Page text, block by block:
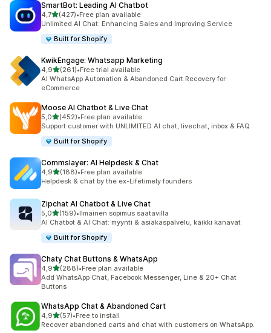
SmartBot: Leading AI Chatbot
4,7/ 5 tähteä
(427)
427 arvostelua yhteensä
•Free plan available
Unlimited AI Chat: Enhancing Sales and Improving Service
Built for Shopify
KwikEngage: Whatsapp Marketing
4,9/ 5 tähteä
(261)
261 arvostelua yhteensä
•Free trial available
AI WhatsApp Automation & Abandoned Cart Recovery for
eCommerce
Moose AI Chatbot & Live Chat
5,0/ 5 tähteä
(452)
452 arvostelua yhteensä
•Free plan available
Support customer with UNLIMITED AI chat, livechat, inbox & FAQ
Built for Shopify
Commslayer: AI Helpdesk & Chat
4,9/ 5 tähteä
(188)
188 arvostelua yhteensä
•Free plan available
Helpdesk & chat by the ex-Lifetimely founders
Zipchat AI Chatbot & Live Chat
5,0/ 5 tähteä
(159)
159 arvostelua yhteensä
•Ilmainen sopimus saatavilla
AI Chatbot & AI Chat: myynti & asiakaspalvelu, kaikki kanavat
Built for Shopify
Chaty Chat Buttons & WhatsApp
4,9/ 5 tähteä
(288)
288 arvostelua yhteensä
•Free plan available
Add WhatsApp Chat, Facebook Messenger, Line & 20+ Chat
Buttons
WhatsApp Chat & Abandoned Cart
4,9/ 5 tähteä
(57)
57 arvostelua yhteensä
•Free to install
Recover abandoned carts and chat with customers on WhatsApp.